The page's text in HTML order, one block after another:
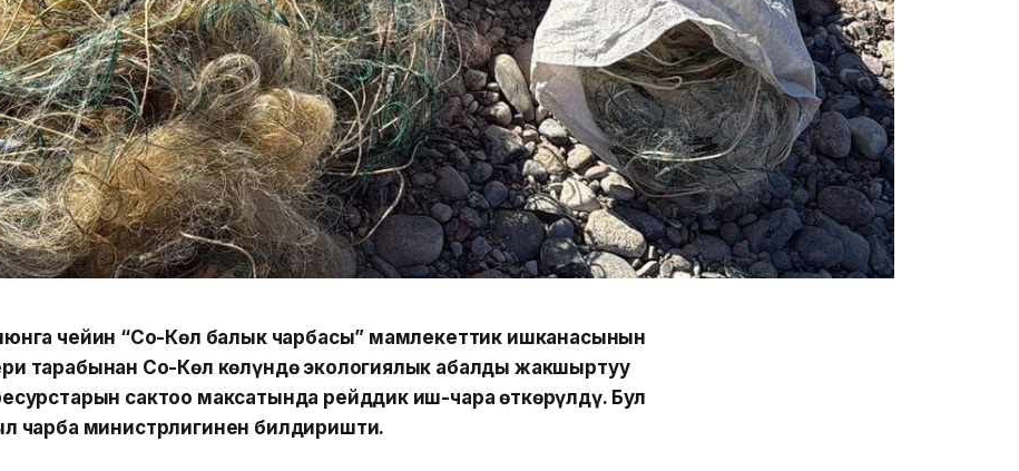
чейин “Соң-Көл балык чарбасы” мамлекеттик ишканасынын
тарабынан Соң-Көл көлүндө экологиялык абалды жакшыртуу
сактоо максатында рейддик иш-чара өткөрүлдү. Бул
чарба министрлигинен билдиришти.